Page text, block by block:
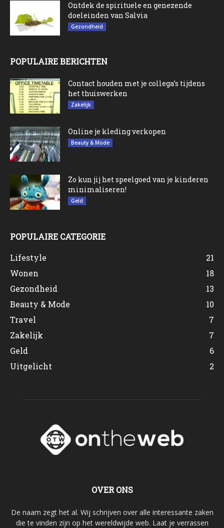
Ontdek de spirituele en genezende
doeleinden van Salvia
Gezondheid
POPULAIRE BERICHTEN
Contact houden met je collega’s tijdens
het thuiswerken
Zakelijk
Online je kleding verkopen
Beauty & Mode
Zo kun jij het speelgoed van je kinderen
minimaliseren!
Geld
POPULAIRE CATEGORIE
Lifestyle
21
Wonen
18
Gezondheid
13
Beauty & Mode
10
Travel
7
Zakelijk
7
Geld
6
Uitgelicht
2
OVER ONS
De naam zegt het al. Wij schrijven over alle interessante zaken
die te vinden zijn op het wereldwijde web. Laat je verrassen